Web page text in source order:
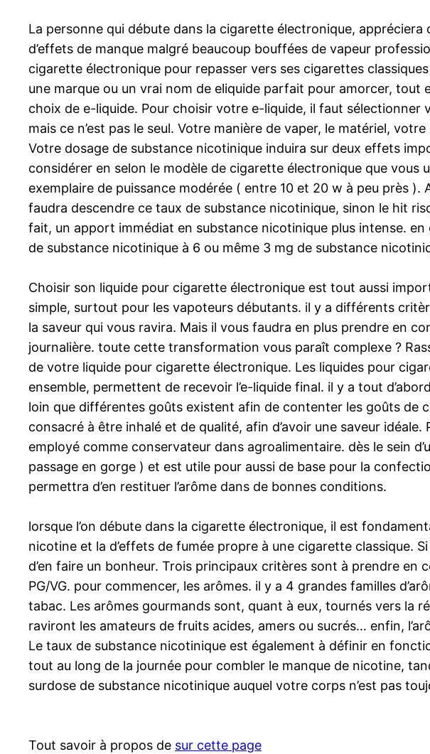
La personne qui débute dans la cigarette électronique,
d’effets de manque malgré beaucoup bouffées de vapeur
cigarette électronique pour repasser vers ses cigarettes
une marque ou un vrai nom de eliquide parfait pour amorcer, tout
choix de e-liquide. Pour choisir votre e-liquide, il faut
mais ce n’est pas le seul. Votre manière de vaper, le matériel,
Votre dosage de substance nicotinique induira sur deux effets
considérer en selon le modèle de cigarette électronique que
exemplaire de puissance modérée ( entre 10 et 20 w à peu près
faudra descendre ce taux de substance nicotinique, sinon le hit
fait, un apport immédiat en substance nicotinique plus intense.
de substance nicotinique à 6 ou même 3 mg de substance
Choisir son liquide pour cigarette électronique est tout aussi
simple, surtout pour les vapoteurs débutants. il y a différents
la saveur qui vous ravira. Mais il vous faudra en plus prendre en
journalière. toute cette transformation vous paraît complexe ?
de votre liquide pour cigarette électronique. Les liquides pour
ensemble, permettent de recevoir l’e-liquide final. il y a tout
loin que différentes goûts existent afin de contenter les goûts de
consacré à être inhalé et de qualité, afin d’avoir une saveur
employé comme conservateur dans agroalimentaire. dès le sein
passage en gorge ) et est utile pour aussi de base pour la
permettra d’en restituer l’arôme dans de bonnes conditions.
lorsque l’on débute dans la cigarette électronique, il est
nicotine et la d’effets de fumée propre à une cigarette classique.
d’en faire un bonheur. Trois principaux critères sont à prendre en
PG/VG. pour commencer, les arômes. il y a 4 grandes familles
tabac. Les arômes gourmands sont, quant à eux, tournés vers la
raviront les amateurs de fruits acides, amers ou sucrés… enfin,
Le taux de substance nicotinique est également à définir en
tout au long de la journée pour combler le manque de nicotine,
surdose de substance nicotinique auquel votre corps n’est pas
Tout savoir à propos de sur cette page